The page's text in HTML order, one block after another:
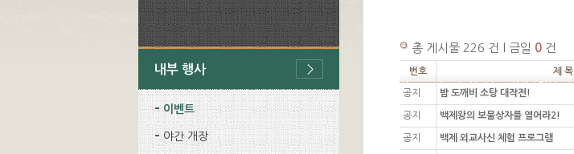
내부 행사
이벤트
야간 개장
총 게시물 226 건 l 금일 0 건
번호 제 목
공지 밤 도깨비 소탕 대작전!
공지 백제왕의 보물상자를 열어라2!
공지 백제 외교사신 체험 프로그램